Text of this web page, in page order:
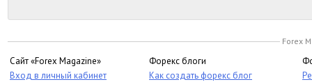
Forex
Сайт «Forex Magazine»
Вход в личный кабинет
Форекс блоги
Как создать форекс блог